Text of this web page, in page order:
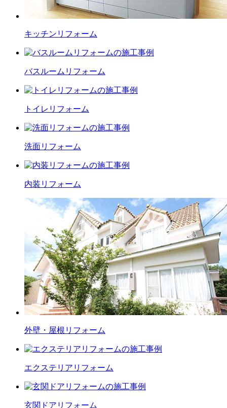
キッチン リフォーム
バスルーム リフォーム
トイレ リフォーム
洗面リフォーム
内装 リフォーム
外壁・屋根 リフォーム
エクステリア リフォーム
玄関ドア リフォーム